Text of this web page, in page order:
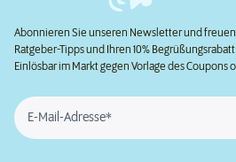
Abonnieren Sie unseren Newsletter und
Ratgeber-Tipps und Ihren 10%
Einlösbar im Markt gegen Vorlage des Coupons
E-Mail-Adresse*